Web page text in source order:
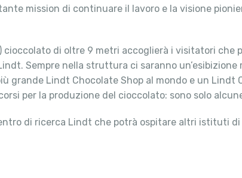
mission di continuare il lavoro e la visione
di oltre 9 metri accoglierà i visitatori che
Sempre nella struttura ci saranno
grande Lindt Chocolate Shop al mondo e un
per la produzione del cioccolato: sono solo
di ricerca Lindt che potrà ospitare altri istituti di